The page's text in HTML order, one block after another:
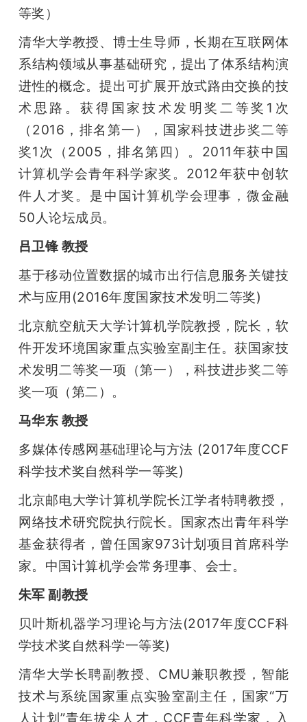
等奖）
清华大学教授、博士生导师，长期在互联网体
系结构领域从事基础研究，提出了体系结构演
进性的概念。提出可扩展开放式路由交换的技
术思路。获得国家技术发明奖二等奖1次
（2016，排名第一），国家科技进步奖二等
奖1次（2005，排名第四）。2011年获中国
计算机学会青年科学家奖。2012年获中创软
件人才奖。是中国计算机学会理事，微金融
50人论坛成员。
吕卫锋 教授
基于移动位置数据的城市出行信息服务关键技
术与应用(2016年度国家技术发明二等奖)
北京航空航天大学计算机学院教授，院长，软
件开发环境国家重点实验室副主任。获国家技
术发明二等奖一项（第一），科技进步奖二等
奖一项（第二）。
马华东 教授
多媒体传感网基础理论与方法 (2017年度CCF
科学技术奖自然科学一等奖)
北京邮电大学计算机学院长江学者特聘教授，
网络技术研究院执行院长。国家杰出青年科学
基金获得者，曾任国家973计划项目首席科学
家。中国计算机学会常务理事、会士。
朱军 副教授
贝叶斯机器学习理论与方法(2017年度CCF科
学技术奖自然科学一等奖)
清华大学长聘副教授、CMU兼职教授，智能
技术与系统国家重点实验室副主任，国家“万
人计划”青年拔尖人才，CCF青年科学家，入